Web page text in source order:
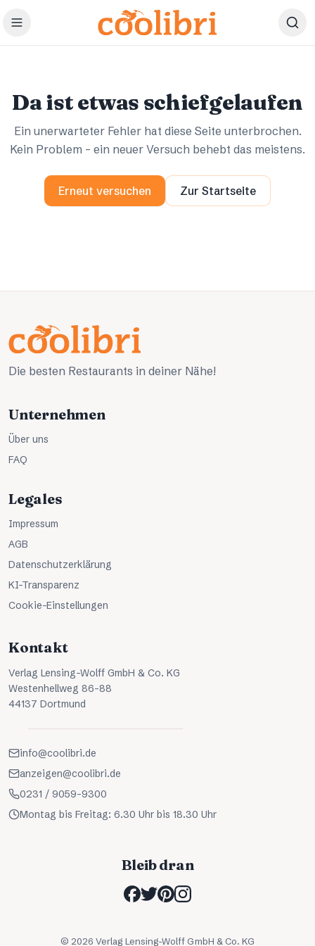
Zum Hauptinhalt springen
Da ist etwas schiefgelaufen
Ein unerwarteter Fehler hat diese Seite unterbrochen.
Kein Problem – ein neuer Versuch behebt das meistens.
Erneut versuchen Zur Startseite
Die besten Restaurants in deiner Nähe!
Unternehmen
Über uns
FAQ
Legales
Impressum
AGB
Datenschutzerklärung
KI-Transparenz
Cookie-Einstellungen
Kontakt
Verlag Lensing-Wolff GmbH & Co. KG
Westenhellweg 86-88
44137 Dortmund
info@coolibri.de
anzeigen@coolibri.de
0231 / 9059-9300
Montag bis Freitag: 6.30 Uhr bis 18.30 Uhr
Bleib dran
© 2026 Verlag Lensing-Wolff GmbH & Co. KG